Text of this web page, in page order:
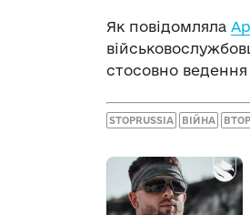
Як повідомляла
стосовно ведення
STOPRUSSIA ВІЙНА